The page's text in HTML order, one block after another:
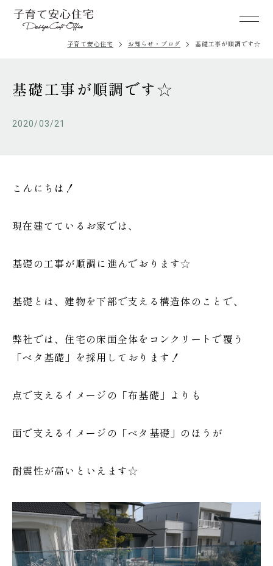
子育て安心住宅 お知らせ・ブログ 基礎工事が順調です☆
基礎工事が順調です☆
2020/03/21
こんにちは！
現在建てているお家では、
基礎の工事が順調に進んでおります☆
基礎とは、建物を下部で支える構造体のことで、
弊社では、住宅の床面全体をコンクリートで覆う
「ベタ基礎」を採用しております！
点で支えるイメージの「布基礎」よりも
面で支えるイメージの「ベタ基礎」のほうが
耐震性が高いといえます☆